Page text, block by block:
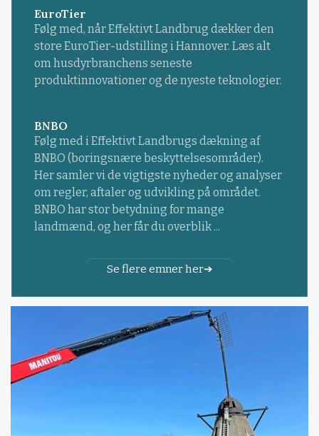
EuroTier
Følg med, når Effektivt Landbrug dækker den
store EuroTier-udstilling i Hannover. Læs alt
om husdyrbranchens seneste
produktinnovationer og de nyeste teknologier.
BNBO
Følg med i Effektivt Landbrugs dækning af
BNBO (boringsnære beskyttelsesområder).
Her samler vi de vigtigste nyheder og analyser
om regler, aftaler og udvikling på området.
BNBO har stor betydning for mange
landmænd, og her får du overblik ...
Se flere emner her